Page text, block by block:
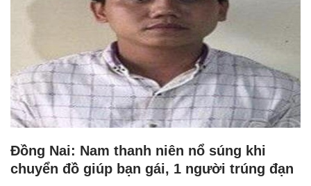
Đồng Nai: Nam thanh niên nổ súng khi
chuyển đồ giúp bạn gái, 1 người trúng đạn